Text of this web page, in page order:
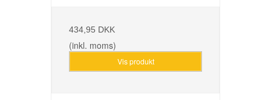
434,95 DKK
(inkl. moms)
Vis produkt